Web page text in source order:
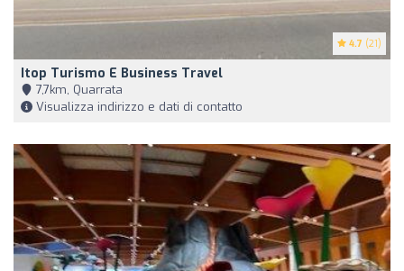
4.7 (21)
Itop Turismo E Business Travel
7,7km, Quarrata
Visualizza indirizzo e dati di contatto